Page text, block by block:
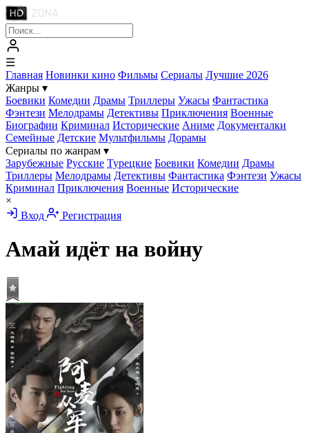
☰
Главная Новинки кино Фильмы Сериалы Лучшие 2026
Жанры ▾
Боевики Комедии Драмы Триллеры Ужасы Фантастика
Фэнтези Мелодрамы Детективы Приключения Военные
Биографии Криминал Исторические Аниме Документалки
Семейные Детские Мультфильмы Дорамы
Сериалы по жанрам ▾
Зарубежные Русские Турецкие Боевики Комедии Драмы
Триллеры Мелодрамы Детективы Фантастика Фэнтези Ужасы
Криминал Приключения Военные Исторические
×
Вход
Регистрация
Амай идёт на войну